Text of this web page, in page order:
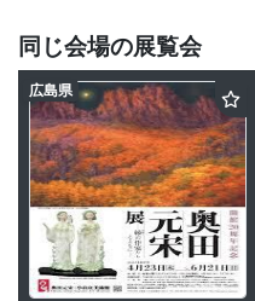
同じ会場の展覧会
広島県